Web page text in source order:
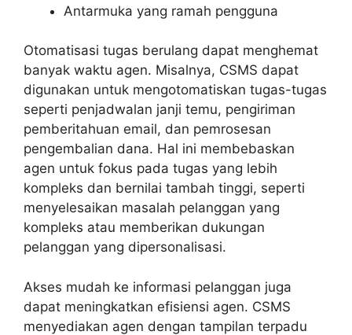
Antarmuka yang ramah pengguna
Otomatisasi tugas berulang dapat menghemat
banyak waktu agen. Misalnya, CSMS dapat
digunakan untuk mengotomatiskan tugas-tugas
seperti penjadwalan janji temu, pengiriman
pemberitahuan email, dan pemrosesan
pengembalian dana. Hal ini membebaskan
agen untuk fokus pada tugas yang lebih
kompleks dan bernilai tambah tinggi, seperti
menyelesaikan masalah pelanggan yang
kompleks atau memberikan dukungan
pelanggan yang dipersonalisasi.
Akses mudah ke informasi pelanggan juga
dapat meningkatkan efisiensi agen. CSMS
menyediakan agen dengan tampilan terpadu